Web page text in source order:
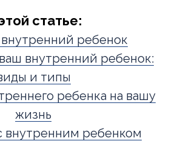
статье:
ребенок
внутренний ребенок:
и типы
ребенка на вашу
жизнь
внутренним ребенком